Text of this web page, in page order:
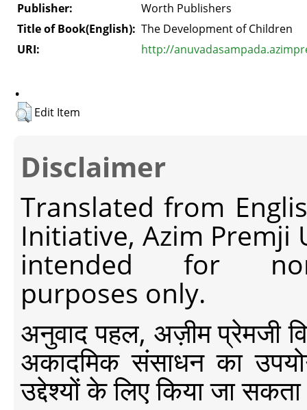
Publisher:
Worth Publishers
Title of Book(English): The Development of Children
URI:
http://
.
Edit Item
Disclaimer
Translated from
Initiative, Azim Premji
intended for non-
purposes only.
अनुवाद पहल, अज़ीम प्रेमजी
अकादमिक संसाधन का
उद्देश्यों के लिए किया जा